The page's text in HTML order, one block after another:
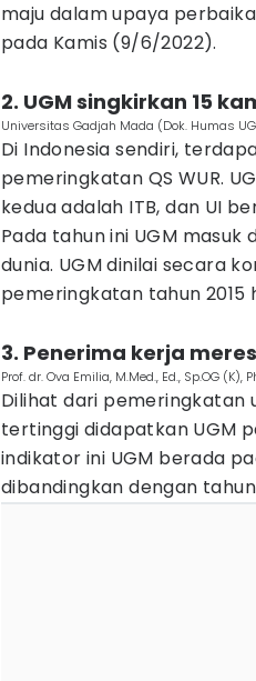
maju dalam upaya
pada Kamis (9/6/2022).
2. UGM singkirkan 15
Universitas Gadjah Mada (Dok. Humas
Di Indonesia sendiri,
pemeringkatan QS WUR.
kedua adalah ITB, dan UI
Pada tahun ini UGM
dunia. UGM dinilai secara
pemeringkatan tahun 2015
3. Penerima kerja
Prof. dr. Ova Emilia, M.Med., Ed., Sp.OG
Dilihat dari pemeringkatan
tertinggi didapatkan UGM
indikator ini UGM berada
dibandingkan dengan